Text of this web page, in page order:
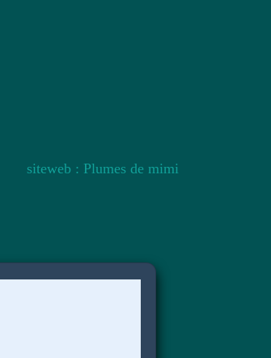
siteweb : Plumes de mimi